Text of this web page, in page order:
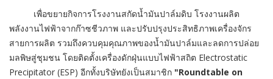
เพื่อขยายกิจการโรงงานสกัดน้ำมันปาล์มดิบ โรงงานผลิต
พลังงานไฟฟ้าจากก๊าซชีวภาพ และปรับปรุงประสิทธิภาพเครื่องจักร
สายการผลิต รวมถึงควบคุมคุณภาพของน้ำมันปาล์มและลดการปล่อย
มลพิษสู่ชุมชน โดยติดตั้งเครื่องดักฝุ่นแบบไฟฟ้าสถิต Electrostatic
Precipitator (ESP) อีกทั้งบริษัทยังเป็นสมาชิก "Roundtable on